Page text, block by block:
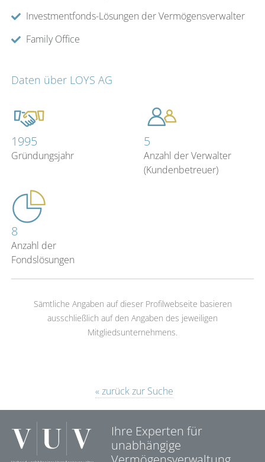
Investmentfonds-Lösungen der Vermögensverwalter
Family Office
Daten über LOYS AG
1995
Gründungsjahr
5
Anzahl der Verwalter
(Kundenbetreuer)
8
Anzahl der
Fondslösungen
Sämtliche Angaben auf dieser Profilwebseite basieren
ausschließlich auf den Angaben des jeweiligen
Mitgliedsunternehmens.
« zurück zur Suche
Ihre Experten für
unabhängige